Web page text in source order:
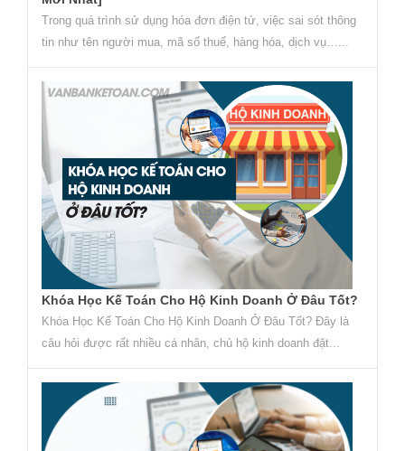
Trong quá trình sử dụng hóa đơn điện tử, việc sai sót thông
tin như tên người mua, mã số thuế, hàng hóa, dịch vụ…...
Khóa Học Kế Toán Cho Hộ Kinh Doanh Ở Đâu Tốt?
Khóa Học Kế Toán Cho Hộ Kinh Doanh Ở Đâu Tốt? Đây là
câu hỏi được rất nhiều cá nhân, chủ hộ kinh doanh đặt...